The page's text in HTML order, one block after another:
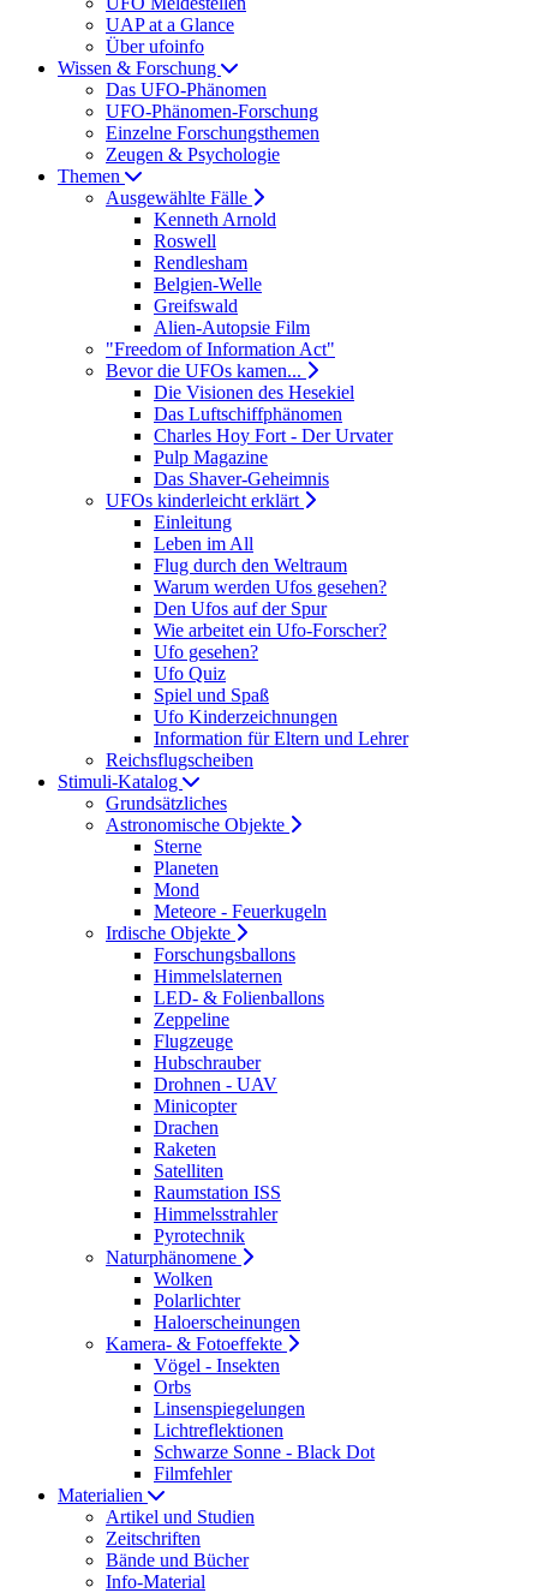
UAP at a Glance
Über ufoinfo
Wissen & Forschung
Das UFO-Phänomen
UFO-Phänomen-Forschung
Einzelne Forschungsthemen
Zeugen & Psychologie
Themen
Ausgewählte Fälle
Kenneth Arnold
Roswell
Rendlesham
Belgien-Welle
Greifswald
Alien-Autopsie Film
"Freedom of Information Act"
Bevor die UFOs kamen...
Die Visionen des Hesekiel
Das Luftschiffphänomen
Charles Hoy Fort - Der Urvater
Pulp Magazine
Das Shaver-Geheimnis
UFOs kinderleicht erklärt
Einleitung
Leben im All
Flug durch den Weltraum
Warum werden Ufos gesehen?
Den Ufos auf der Spur
Wie arbeitet ein Ufo-Forscher?
Ufo gesehen?
Ufo Quiz
Spiel und Spaß
Ufo Kinderzeichnungen
Information für Eltern und Lehrer
Reichsflugscheiben
Stimuli-Katalog
Grundsätzliches
Astronomische Objekte
Sterne
Planeten
Mond
Meteore - Feuerkugeln
Irdische Objekte
Forschungsballons
Himmelslaternen
LED- & Folienballons
Zeppeline
Flugzeuge
Hubschrauber
Drohnen - UAV
Minicopter
Drachen
Raketen
Satelliten
Raumstation ISS
Himmelsstrahler
Pyrotechnik
Naturphänomene
Wolken
Polarlichter
Haloerscheinungen
Kamera- & Fotoeffekte
Vögel - Insekten
Orbs
Linsenspiegelungen
Lichtreflektionen
Schwarze Sonne - Black Dot
Filmfehler
Materialien
Artikel und Studien
Zeitschriften
Bände und Bücher
Info-Material